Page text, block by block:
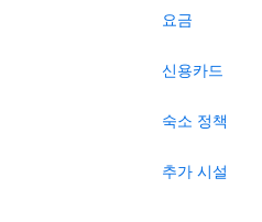
요금
신용카드
숙소 정책
추가 시설